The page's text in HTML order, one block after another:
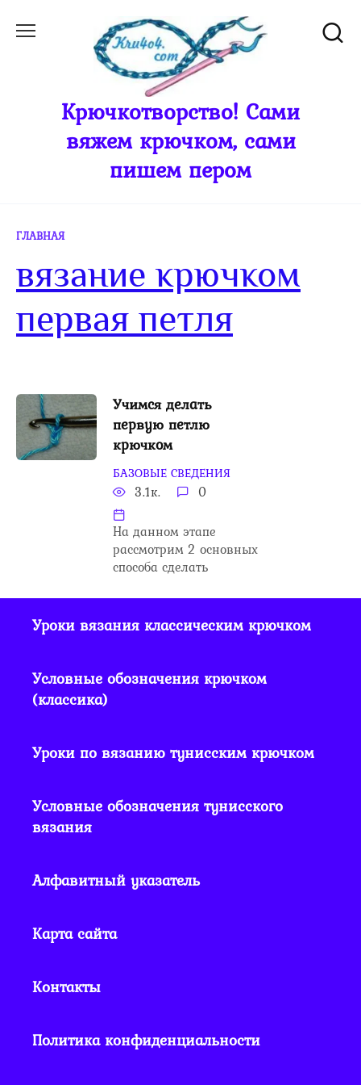
Крючкотворство! Сами
вяжем крючком, сами
пишем пером
ГЛАВНАЯ
вязание крючком
первая петля
Учимся делать
первую петлю
крючком
БАЗОВЫЕ СВЕДЕНИЯ
3.1к. 0
На данном этапе
рассмотрим 2 основных
способа сделать
Уроки вязания классическим крючком
Условные обозначения крючком
(классика)
Уроки по вязанию тунисским крючком
Условные обозначения тунисского
вязания
Алфавитный указатель
Карта сайта
Контакты
Политика конфиденциальности